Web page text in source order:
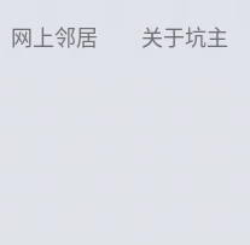
网上邻居 关于坑主